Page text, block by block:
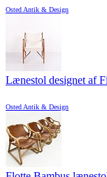
Osted Antik & Design
Lænestol designet af
Osted Antik & Design